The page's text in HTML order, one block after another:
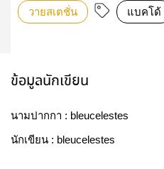
วายสเตชั่น แบคโด้
ข้อมูลนักเขียน
นามปากกา : bleucelestes
นักเขียน : bleucelestes